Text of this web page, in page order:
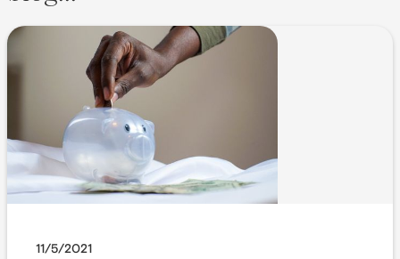
11/5/2021